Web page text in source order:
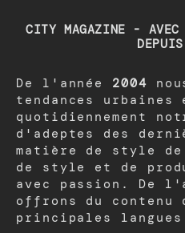
CITY MAGAZINE - AVEC
De l'année 2004
tendances urbaines
quotidiennement
d'adeptes des
matière de style
de style et de
avec passion. De
offrons du contenu
principales langues